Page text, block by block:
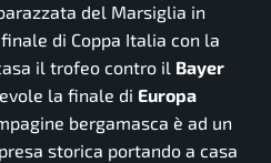
del Marsiglia in
di Coppa Italia con la
il trofeo contro il Bayer
la finale di Europa
bergamasca è ad un
storica portando a casa